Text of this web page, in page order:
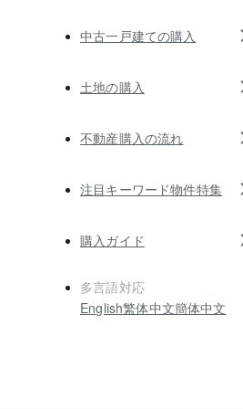
中古一戸建ての購入
土地の購入
不動産購入の流れ
注目キーワード物件特集
購入ガイド
多言語対応
English繁体中文簡体中文